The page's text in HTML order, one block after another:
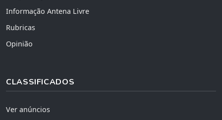
Informação Antena Livre
Rubricas
Opinião
CLASSIFICADOS
Ver anúncios